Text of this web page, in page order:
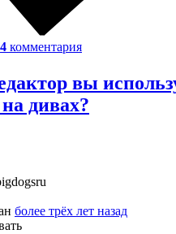
4 комментария
вы
дивах?
более трёх лет назад